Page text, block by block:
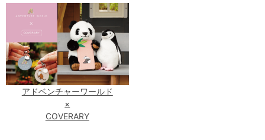
アドベンチャーワールド
×
COVERARY